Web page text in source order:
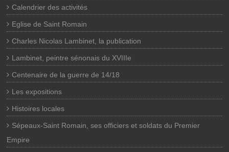
Calendrier des activités
Eglise de Saint Romain
Charles Nicolas Lambinet, la publication
Lambinet, peintre sénonais du XVIIIe
Centenaire de la guerre de 14/18
Les expositions
Histoires locales
Sépeaux-Saint Romain, ses officiers et soldats du Premier
Empire